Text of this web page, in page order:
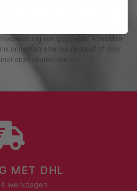
verwerking van gegevens. Afmelden
onderaan elke nieuwsbrief of door
onze klantenservice.
MET DHL
werkdagen